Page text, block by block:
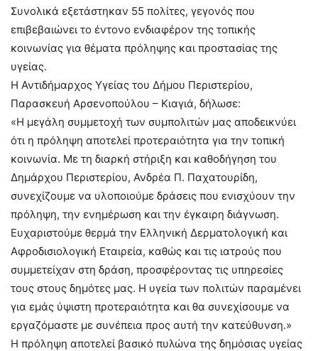
Συνολικά εξετάστηκαν 55 πολίτες, γεγονός που
επιβεβαιώνει το έντονο ενδιαφέρον της τοπικής
κοινωνίας για θέματα πρόληψης και προστασίας της
υγείας.
Η Αντιδήμαρχος Υγείας του Δήμου Περιστερίου,
Παρασκευή Αρσενοπούλου – Κιαγιά, δήλωσε:
«Η μεγάλη συμμετοχή των συμπολιτών μας αποδεικνύει
ότι η πρόληψη αποτελεί προτεραιότητα για την τοπική
κοινωνία. Με τη διαρκή στήριξη και καθοδήγηση του
Δημάρχου Περιστερίου, Ανδρέα Π. Παχατουρίδη,
συνεχίζουμε να υλοποιούμε δράσεις που ενισχύουν την
πρόληψη, την ενημέρωση και την έγκαιρη διάγνωση.
Ευχαριστούμε θερμά την Ελληνική Δερματολογική και
Αφροδισιολογική Εταιρεία, καθώς και τις ιατρούς που
συμμετείχαν στη δράση, προσφέροντας τις υπηρεσίες
τους στους δημότες μας. Η υγεία των πολιτών παραμένει
για εμάς ύψιστη προτεραιότητα και θα συνεχίσουμε να
εργαζόμαστε με συνέπεια προς αυτή την κατεύθυνση.»
Η πρόληψη αποτελεί βασικό πυλώνα της δημόσιας υγείας